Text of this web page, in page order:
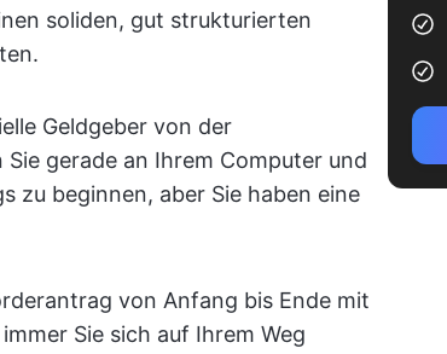
soliden, gut strukturierten
Geldgeber von der
gerade an Ihrem Computer und
zu beginnen, aber Sie haben eine
von Anfang bis Ende mit
Sie sich auf Ihrem Weg